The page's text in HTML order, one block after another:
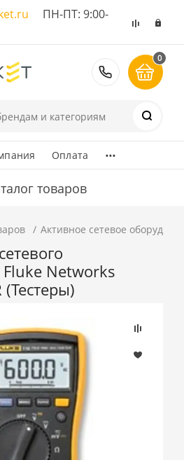
ПН-ПТ: 9:00-
8 (495)
0
Оплата ...
товаров
Активное сетевое
Networks
(Тестеры)